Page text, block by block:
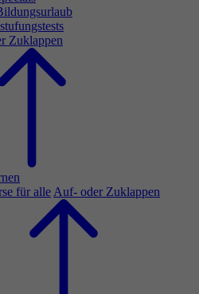
Zuklappen
für alle Auf- oder Zuklappen